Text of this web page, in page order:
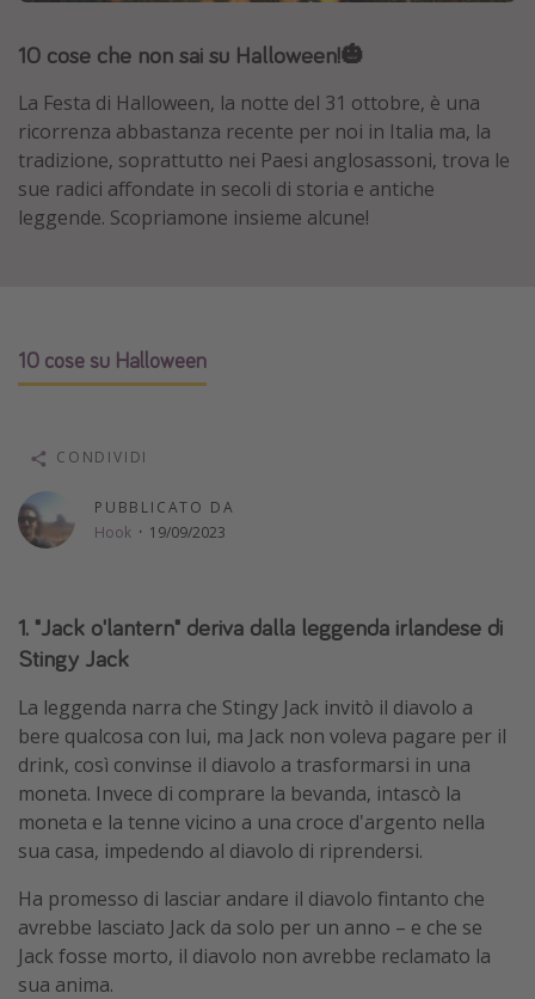
Baleari
Egitto
Tunisia
Malta
Canarie
Vacanze last minute
Vacanze estate 2026
Vacanze di Pasqua 2026
Last minute capodanno
Viaggi per single
Altri argomenti
Travel magazine
Calendario di viaggio
Festività del 2026
10 cose che non sai su Halloween!🎃
La Festa di Halloween, la notte del 31 ottobre, è una
ricorrenza abbastanza recente per noi in Italia ma, la
tradizione, soprattutto nei Paesi anglosassoni, trova le
sue radici affondate in secoli di storia e antiche
leggende. Scopriamone insieme alcune!
10 cose su Halloween
PUBBLICATO DA
Hook · 19/09/2023
CONDIVIDI
1. "Jack o'lantern" deriva dalla leggenda irlandese di
Stingy Jack
La leggenda narra che Stingy Jack invitò il diavolo a
bere qualcosa con lui, ma Jack non voleva pagare per il
drink, così convinse il diavolo a trasformarsi in una
moneta. Invece di comprare la bevanda, intascò la
moneta e la tenne vicino a una croce d'argento nella
sua casa, impedendo al diavolo di riprendersi.
Ha promesso di lasciar andare il diavolo fintanto che
avrebbe lasciato Jack da solo per un anno – e che se
Jack fosse morto, il diavolo non avrebbe reclamato la
sua anima.